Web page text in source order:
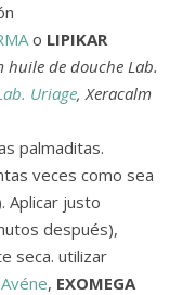
o LIPIKAR
huile de douche Lab.
Uriage, Xeracalm
palmaditas.
veces como sea
Aplicar justo
después),
seca. utilizar
, EXOMEGA